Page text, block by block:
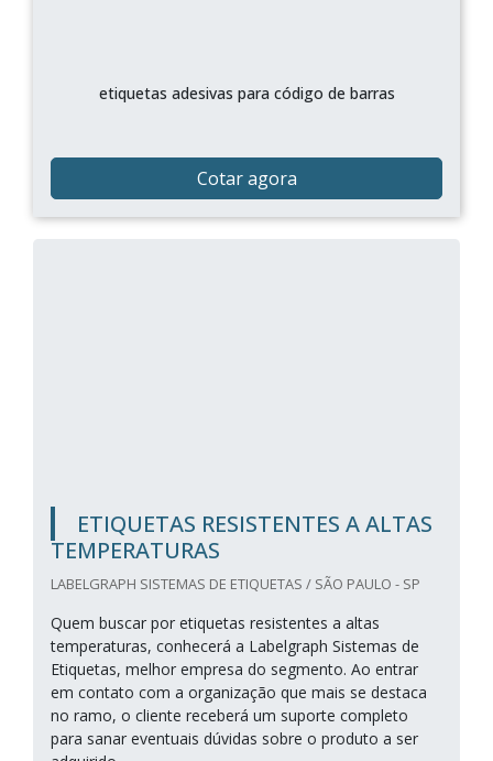
etiquetas adesivas para código de barras
Cotar agora
ETIQUETAS RESISTENTES A ALTAS
TEMPERATURAS
LABELGRAPH SISTEMAS DE ETIQUETAS / SÃO PAULO - SP
Quem buscar por etiquetas resistentes a altas
temperaturas, conhecerá a Labelgraph Sistemas de
Etiquetas, melhor empresa do segmento. Ao entrar
em contato com a organização que mais se destaca
no ramo, o cliente receberá um suporte completo
para sanar eventuais dúvidas sobre o produto a ser